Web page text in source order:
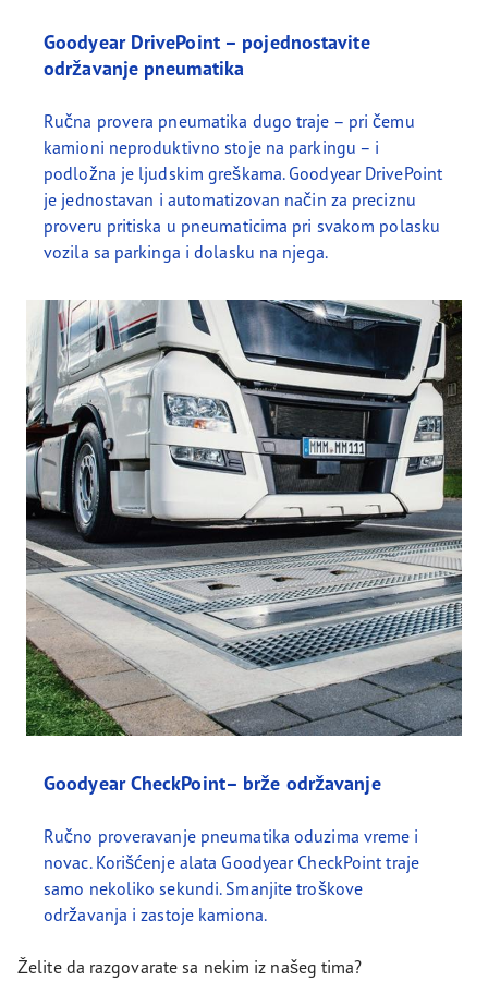
Goodyear DrivePoint – pojednostavite
održavanje pneumatika
Ručna provera pneumatika dugo traje – pri čemu
kamioni neproduktivno stoje na parkingu – i
podložna je ljudskim greškama. Goodyear DrivePoint
je jednostavan i automatizovan način za preciznu
proveru pritiska u pneumaticima pri svakom polasku
vozila sa parkinga i dolasku na njega.
Goodyear CheckPoint– brže održavanje
Ručno proveravanje pneumatika oduzima vreme i
novac. Korišćenje alata Goodyear CheckPoint traje
samo nekoliko sekundi. Smanjite troškove
održavanja i zastoje kamiona.
Želite da razgovarate sa nekim iz našeg tima?